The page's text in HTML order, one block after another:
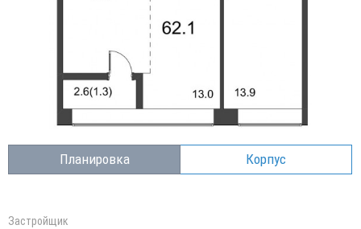
Планировка Корпус
Застройщик